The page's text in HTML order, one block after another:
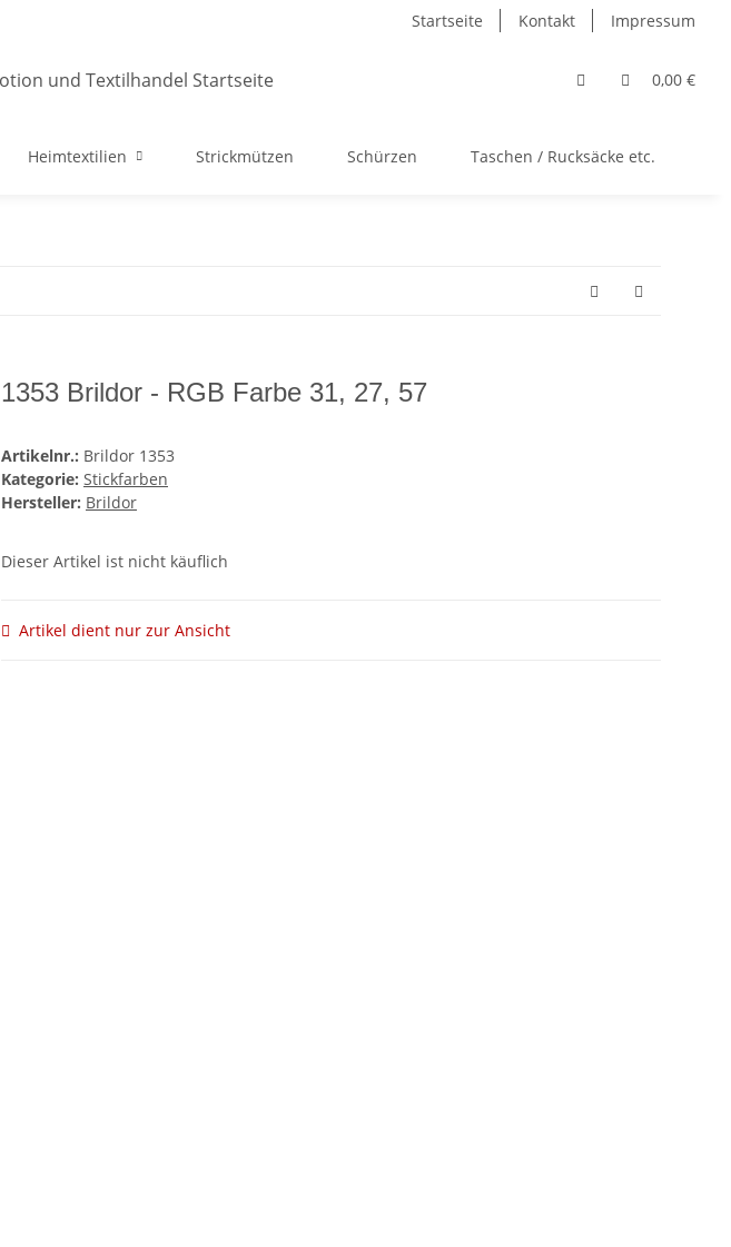
Startseite Kontakt Impressum
0,00 €
Heimtextilien Strickmützen Schürzen Taschen / Rucksäcke etc.
1353 Brildor - RGB Farbe 31, 27, 57
Artikelnr.: Brildor 1353
Kategorie: Stickfarben
Hersteller: Brildor
Dieser Artikel ist nicht käuflich
Artikel dient nur zur Ansicht